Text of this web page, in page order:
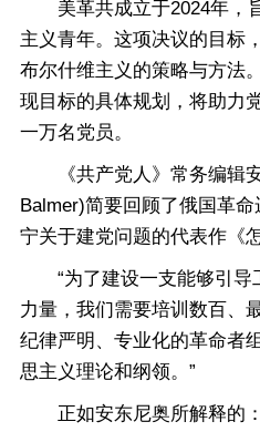
美革共成立于2024年，
主义青年。这项决议的目标
布尔什维主义的策略与方法
现目标的具体规划，将助力
一万名党员。
《共产党人》常务编辑安
Balmer)简要回顾了俄国革
宁关于建党问题的代表作《
“为了建设一支能够引导
力量，我们需要培训数百
纪律严明、专业化的革命者
思主义理论和纲领。”
正如安东尼奥所解释的：